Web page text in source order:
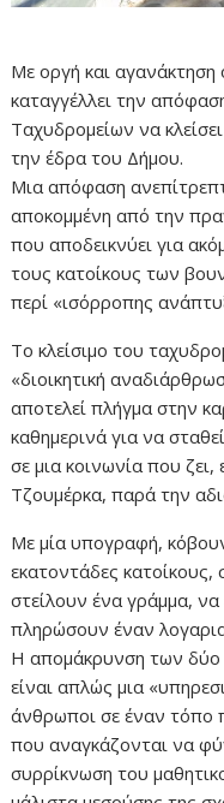
Με οργή και
καταγγέλλει την
Ταχυδρομείων να
την έδρα του Δήμου.
Μια απόφαση
αποκομμένη από την
που αποδεικνύει για
τους κατοίκους των
περί «ισόρροπης
Το κλείσιμο του
«διοικητική
αποτελεί πλήγμα στην
καθημερινά για να
σε μια κοινωνία που ζει,
Τζουμέρκα, παρά την
Με μία υπογραφή,
εκατοντάδες
στείλουν ένα γράμμα,
πληρώσουν έναν
Η απομάκρυνση των δύο
είναι απλώς μια
άνθρωποι σε έναν τόπο
που αναγκάζονται να
συρρίκνωση του